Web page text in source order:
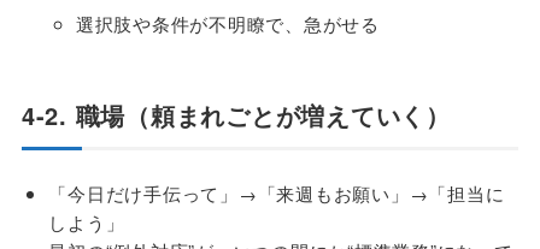
選択肢や条件が不明瞭で、急がせる
4-2. 職場（頼まれごとが増えていく）
「今日だけ手伝って」→「来週もお願い」→「担当に
しよう」